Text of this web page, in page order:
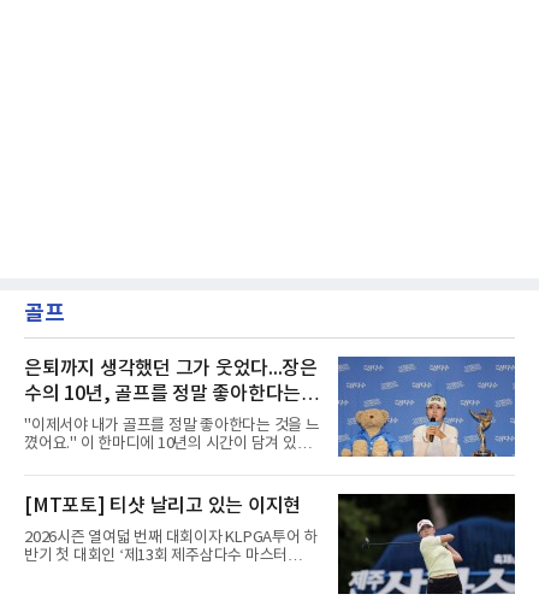
골프
은퇴까지 생각했던 그가 웃었다...장은
수의 10년, 골프를 정말 좋아한다는
걸 느꼈다
"이제서야 내가 골프를 정말 좋아한다는 것을 느
꼈어요." 이 한마디에 10년의 시간이 담겨 있었
인왕 장은수가 9일 끝난 제주삼다수 마스터스에
서 정상에 올랐다.출발은 화려했다. 상비군과 국
가대표를 거쳐 투어에 입성한 장은수는 데뷔 첫
해 우승은 없었지만 생애 한 번뿐인 신인상을 받
았다.그러나 이후가 길고 험했다. 한동안 우승을
[MT포토] 티샷 날리고 있는 이지현
2026시즌 열여덟 번째 대회이자 KLPGA투어 하
반기 첫 대회인 ‘제13회 제주삼다수 마스터